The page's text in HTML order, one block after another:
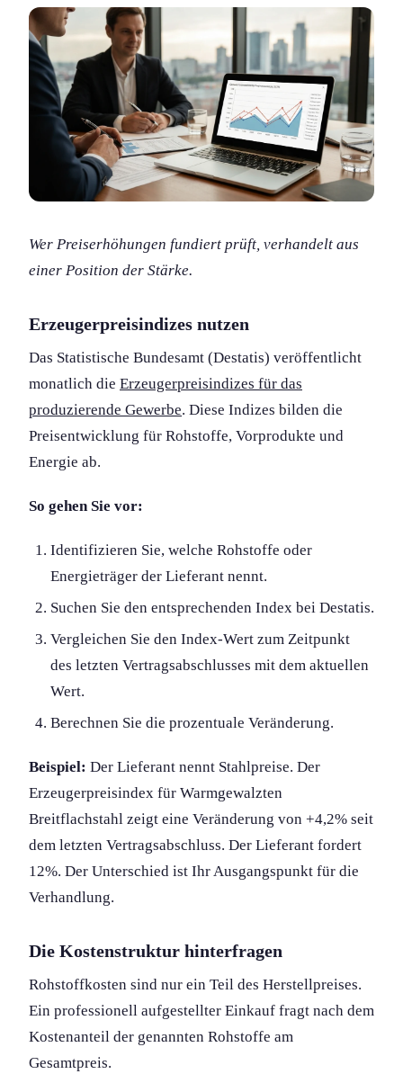
Wer Preiserhöhung­en fundiert prüft, verhandelt aus
einer Position der Stärke.
Erzeugerpreisindizes nutzen
Das Statistische Bundesamt (Destatis) veröffentlicht
monatlich die Erzeugerpreisindizes für das
produzierende Gewerbe. Diese Indizes bilden die
Preis­entwicklung für Rohstoffe, Vorprodukte und
Energie ab.
So gehen Sie vor:
Identifizieren Sie, welche Rohstoffe oder
Energieträger der Lieferant nennt.
Suchen Sie den entsprechenden Index bei Destatis.
Vergleichen Sie den Index-Wert zum Zeitpunkt
des letzten Vertragsabschlusses mit dem aktuellen
Wert.
Berechnen Sie die prozentuale Veränderung.
Beispiel: Der Lieferant nennt Stahlpreise. Der
Erzeugerpreisindex für Warmgewalzten
Breitflachstahl zeigt eine Veränderung von +4,2% seit
dem letzten Vertragsabschluss. Der Lieferant fordert
12%. Der Unterschied ist Ihr Ausgangspunkt für die
Verhandlung.
Die Kostenstruktur hinterfragen
Rohstoffkosten sind nur ein Teil des Herstellpreises.
Ein professionell aufgestellter Einkauf fragt nach dem
Kostenanteil der genannten Rohstoffe am
Gesamtpreis.